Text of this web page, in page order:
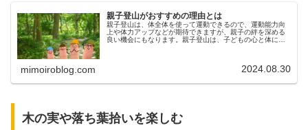
親子登山がおすすめの理由とは
親子登山は、体全体を使って運動できるので、運動能力向
上や体力アップなどが期待できますが、親子の絆を深める
良い機会にもなります。親子登山は、子どもの心と体にと
mimoiroblog.com 2024.08.30
木の実や落ち葉拾いを楽しむ